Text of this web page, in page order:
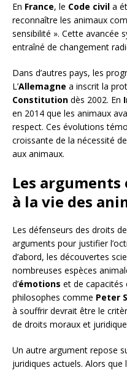
En France, le Code civil a
reconnaître les animaux
sensibilité ». Cette avancée
entraîné de changement
Dans d’autres pays, les
L’Allemagne a inscrit la
Constitution dès 2002. En
en 2014 que les animaux
respect. Ces évolutions
croissante de la nécessité
aux animaux.
Les
à la vie des
Les défenseurs des droits
arguments pour justifier
d’abord, les découvertes
nombreuses espèces
d’émotions et de capacités
philosophes comme Peter
à souffrir devrait être le
de droits moraux et
Un autre argument repose
juridiques actuels. Alors